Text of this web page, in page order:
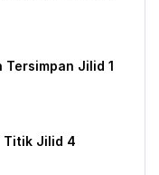
Tersimpan Jilid 1
Titik Jilid 4